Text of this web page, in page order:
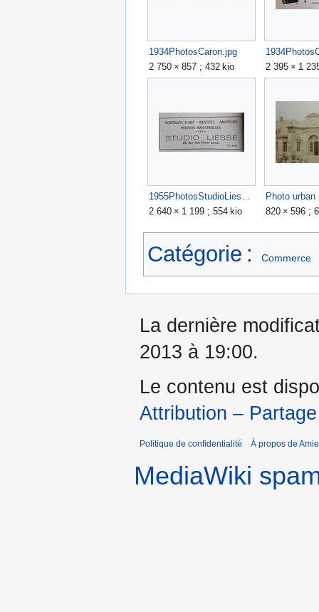
1934PhotosCaron.jpg
2 750 × 857 ; 432 kio
2 395 × 1
1955PhotosStudioLiesse.jpg
2 640 × 1 199 ; 554 kio
820 × 596 ;
Catégorie : Commerce
La dernière
2013 à 19:00.
Le contenu est
Attribution –
Politique de confidentialité À propos de
MediaWiki